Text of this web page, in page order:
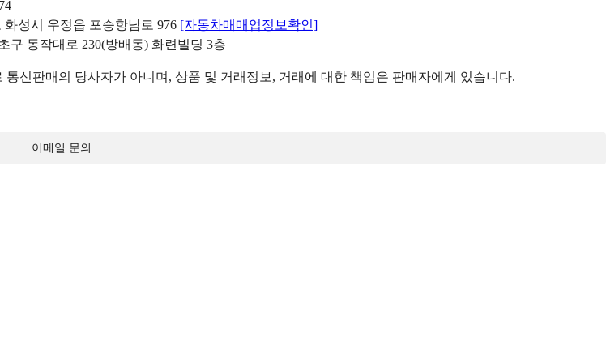
성시 우정읍 포승항남로 976 [자동차매매업정보확인]
구 동작대로 230(방배동) 화련빌딩 3층
신판매의 당사자가 아니며, 상품 및 거래정보, 거래에 대한 책임은 판매자에게 있습니다.
이메일 문의